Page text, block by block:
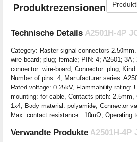
Produktrezensionen
Technische Details A2501H-4P
Category: Raster signal connectors
wire-board; plug; female; PIN: 4; A2501; 3A;
connector: wire-board, Connector: plug,
Number of pins: 4, Manufacturer series:
Rated voltage: 0.25kV, Flammability rating:
mounting: for cable, Contacts pitch: 2.5mm,
1x4, Body material: polyamide, Connector
Max. contact resistance:: 10mΩ, Operating
Verwandte Produkte A2501H-4P